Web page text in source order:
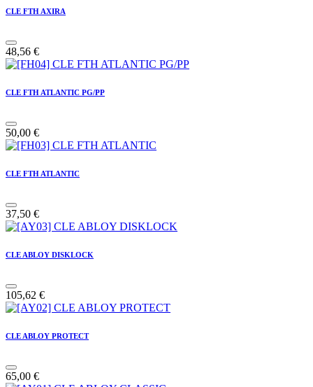
CLE FTH AXIRA
48,56 €
CLE FTH ATLANTIC PG/PP
50,00 €
CLE FTH ATLANTIC
37,50 €
CLE ABLOY DISKLOCK
105,62 €
CLE ABLOY PROTECT
65,00 €